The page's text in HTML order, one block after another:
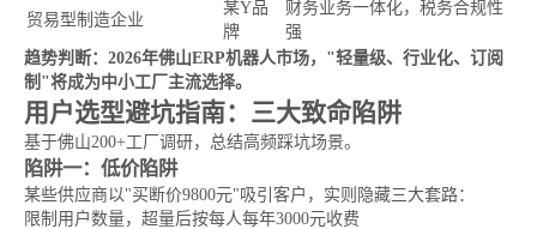
贸易型制造企业
某Y品
牌
财务业务一体化，税务合规性
强
趋势判断：2026年佛山ERP机器人市场，"轻量级、行业化、订阅
制"将成为中小工厂主流选择。
用户选型避坑指南：三大致命陷阱
基于佛山200+工厂调研，总结高频踩坑场景。
陷阱一：低价陷阱
某些供应商以"买断价9800元"吸引客户，实则隐藏三大套路：
限制用户数量，超量后按每人每年3000元收费